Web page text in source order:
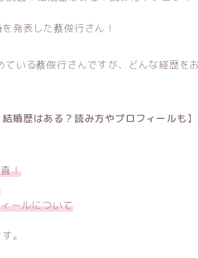
発表した蔡俊行さん！
いる蔡俊行さんですが、どんな経歴を
婚歴はある？読み方やプロフィールも
！
ールについて
。